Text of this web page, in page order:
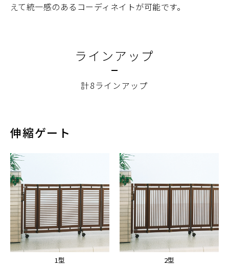
えて統一感のあるコーディネイトが可能です。
ラインアップ
計8ラインアップ
伸縮ゲート
1型 2型